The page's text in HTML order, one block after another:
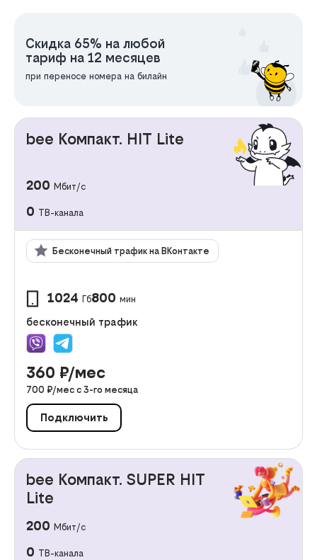
Скидка 65% на любой
тариф на 12 месяцев
при переносе номера на билайн
bee Компакт. HIT Lite
200 Мбит/с
0 ТВ-канала
Бесконечный трафик на ВКонтакте
1024 Гб800 мин
бесконечный трафик
360 ₽/мес
700 ₽/мес с 3-го месяца
Подключить
bee Компакт. SUPER HIT
Lite
200 Мбит/с
0 ТВ-канала